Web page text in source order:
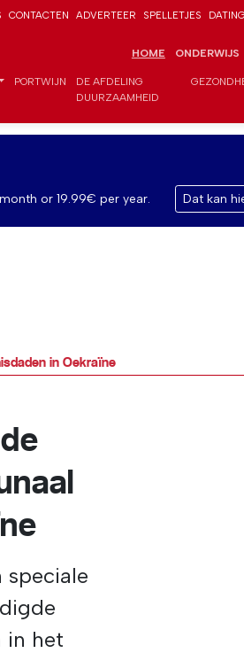
CONTACTEN ADVERTEER SPELLETJES DATING
HOME ONDERWIJS
PORTWIJN
DE AFDELING
DUURZAAMHEID
or 19.99€ per year. Dat kan
in Oekraïne
speciale
in het